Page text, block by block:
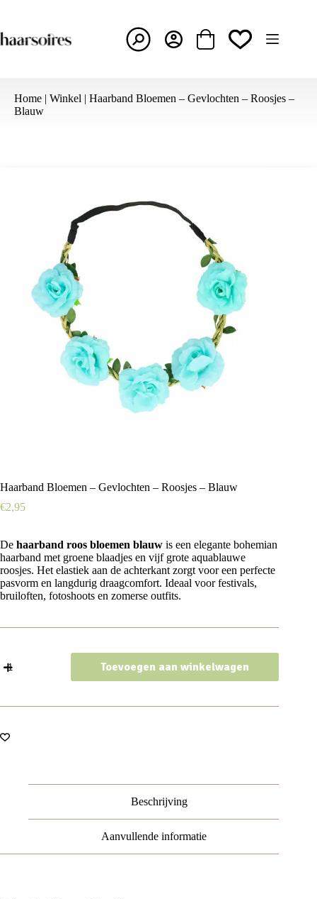
de
inhoud
Winkelwagen
Home | Winkel | Haarband Bloemen – Gevlochten – Roosjes –
Blauw
Haarband Bloemen – Gevlochten – Roosjes – Blauw
€2,95
De haarband roos bloemen blauw is een elegante bohemian
haarband met groene blaadjes en vijf grote aquablauwe
roosjes. Het elastiek aan de achterkant zorgt voor een perfecte
pasvorm en langdurig draagcomfort. Ideaal voor festivals,
bruiloften, fotoshoots en zomerse outfits.
Bloemen
-
–
Blauw
Toevoegen aan winkelwagen
Beschrijving
Aanvullende informatie